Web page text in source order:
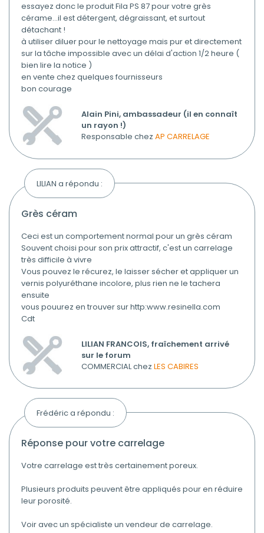
essayez donc le produit Fila PS 87 pour votre grès
cérame...il est détergent, dégraissant, et surtout
détachant !
à utiliser diluer pour le nettoyage mais pur et directement
sur la tâche impossible avec un délai d'action 1/2 heure (
bien lire la notice )
en vente chez quelques fournisseurs
bon courage
Alain Pini, ambassadeur (il en connaît
un rayon !)
Responsable chez AP CARRELAGE
LILIAN a répondu :
grès céram
Ceci est un comportement normal pour un grès céram
Souvent choisi pour son prix attractif, c'est un carrelage
très difficile à vivre
Vous pouvez le récurez, le laisser sécher et appliquer un
vernis polyuréthane incolore, plus rien ne le tachera
ensuite
vous pouurez en trouver sur http:www.resinella.com
Cdt
LILIAN FRANCOIS, fraîchement arrivé
sur le forum
COMMERCIAL chez LES CABIRES
Frédéric a répondu :
réponse pour votre carrelage
Votre carrelage est très certainement poreux.
Plusieurs produits peuvent être appliqués pour en réduire
leur porosité.
Voir avec un spécialiste un vendeur de carrelage.